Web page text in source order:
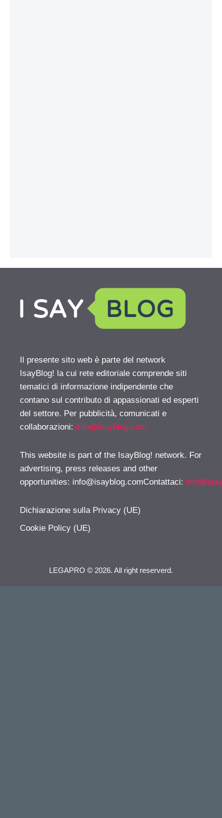
Il presente sito web è parte del network
IsayBlog! la cui rete editoriale comprende siti
tematici di informazione indipendente che
contano sul contributo di appassionati ed esperti
del settore. Per pubblicità, comunicati e
collaborazioni: info@isayblog.com
This website is part of the IsayBlog! network. For
advertising, press releases and other
opportunities: info@isayblog.comContattaci:
Dichiarazione sulla Privacy (UE)
Cookie Policy (UE)
LEGAPRO © 2026. All right reserverd.